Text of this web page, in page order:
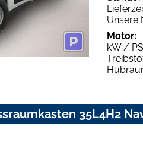
Unsere
Motor:
kW / PS
35L4H2